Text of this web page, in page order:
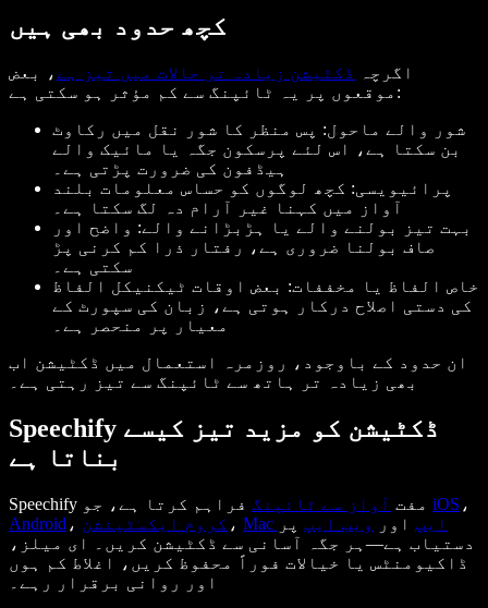
کچھ حدود بھی ہیں
اگرچہ ڈکٹیشن زیادہ تر حالات میں تیز ہے ، بعض
موقعوں پر یہ ٹائپنگ سے کم مؤثر ہو سکتی ہے:
شور والے ماحول: پس منظر کا شور نقل میں رکاوٹ
بن سکتا ہے، اس لئے پرسکون جگہ یا مائیک والے
ہیڈفون کی ضرورت پڑتی ہے۔
پرائیویسی: کچھ لوگوں کو حساس معلومات بلند
آواز میں کہنا غیر آرام دہ لگ سکتا ہے۔
بہت تیز بولنے والے یا ہڑبڑانے والے: واضح اور
صاف بولنا ضروری ہے، رفتار ذرا کم کرنی پڑ
سکتی ہے۔
خاص الفاظ یا مخففات: بعض اوقات ٹیکنیکل الفاظ
کی دستی اصلاح درکار ہوتی ہے، زبان کی سپورٹ کے
معیار پر منحصر ہے۔
ان حدود کے باوجود، روزمرہ استعمال میں ڈکٹیشن اب
بھی زیادہ تر ہاتھ سے ٹائپنگ سے تیز رہتی ہے۔
Speechify ڈکٹیشن کو مزید تیز کیسے
بناتا ہے
Speechify مفت آواز سے ٹائپنگ iOS ،
Android ، کروم ایکسٹینشن ، Mac ایپ اور ویب ایپ پر
دستیاب ہے—ہر جگہ آسانی سے ڈکٹیشن کریں۔ ای میلز،
ڈاکیومنٹس یا خیالات فوراً محفوظ کریں، اغلاط کم ہوں
اور روانی برقرار رہے۔